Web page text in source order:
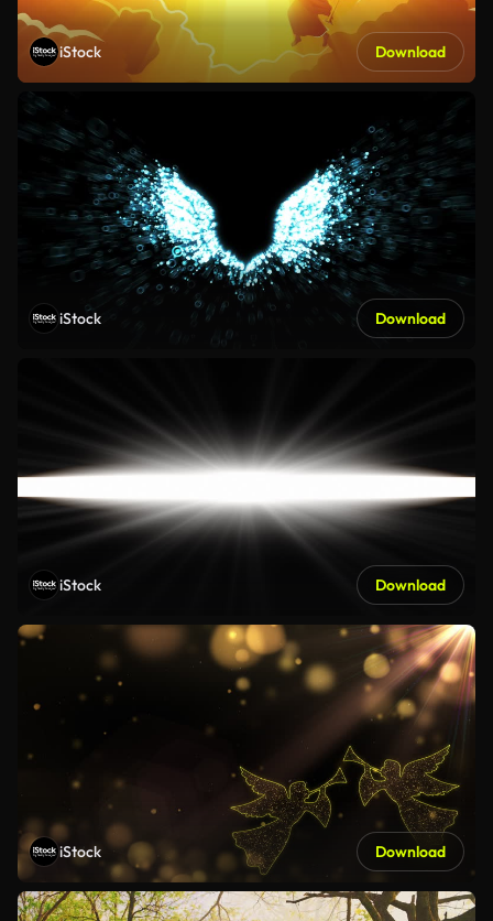
iStock Download
iStock Download
iStock Download
iStock Download